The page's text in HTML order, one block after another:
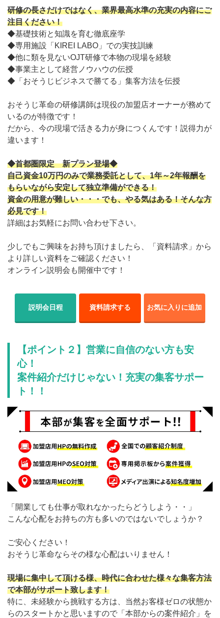
研修の長さだけではなく、業界最高水準の充実の内容にご
注目ください！
◆基礎技術と知識を育む徹底座学
◆専用施設「KIREI LABO」での実技訓練
◆他に類を見ないOJT研修で本物の現場を経験
◆事業主として経営ノウハウの伝授
◆「おそうじビジネスで勝てる」集客方法を伝授
おそうじ革命の研修講師は現役の加盟店オーナーが務めて
いるのが特徴です！
だから、今の現場で活きる力が身につくんです！説得力が
違います！
◆首都圏限定 新プラン登場◆
自己資金10万円のみで業務委託として、1年～2年報酬を
もらいながら安定して独立準備ができる！
資金の用意が難しい・・・でも、やる気はある！そんな方
必見です！
詳細はお気軽にお問い合わせ下さい。
少しでもご興味をお持ち頂けましたら、「資料請求」から
より詳しい資料をご確認ください！
オンライン説明会も開催中です！
説明会日程 資料請求する お気に入りに追加
【ポイント２】営業に自信のない方も安
心！
案件紹介だけじゃない！充実の集客サポー
ト！！
「開業しても仕事が取れなかったらどうしよう・・」
こんな心配をお持ちの方も多いのではないでしょうか？
ご安心ください！
おそうじ革命ならその様な心配はいりません！
現場に集中して頂ける様、時代に合わせた様々な集客方法
で本部がサポート致します！
特に、未経験から挑戦する方は、当然お客様ゼロの状態か
らのスタートかと思いますので「本部からの案件紹介」を